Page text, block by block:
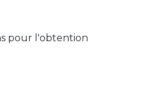
pour l'obtention